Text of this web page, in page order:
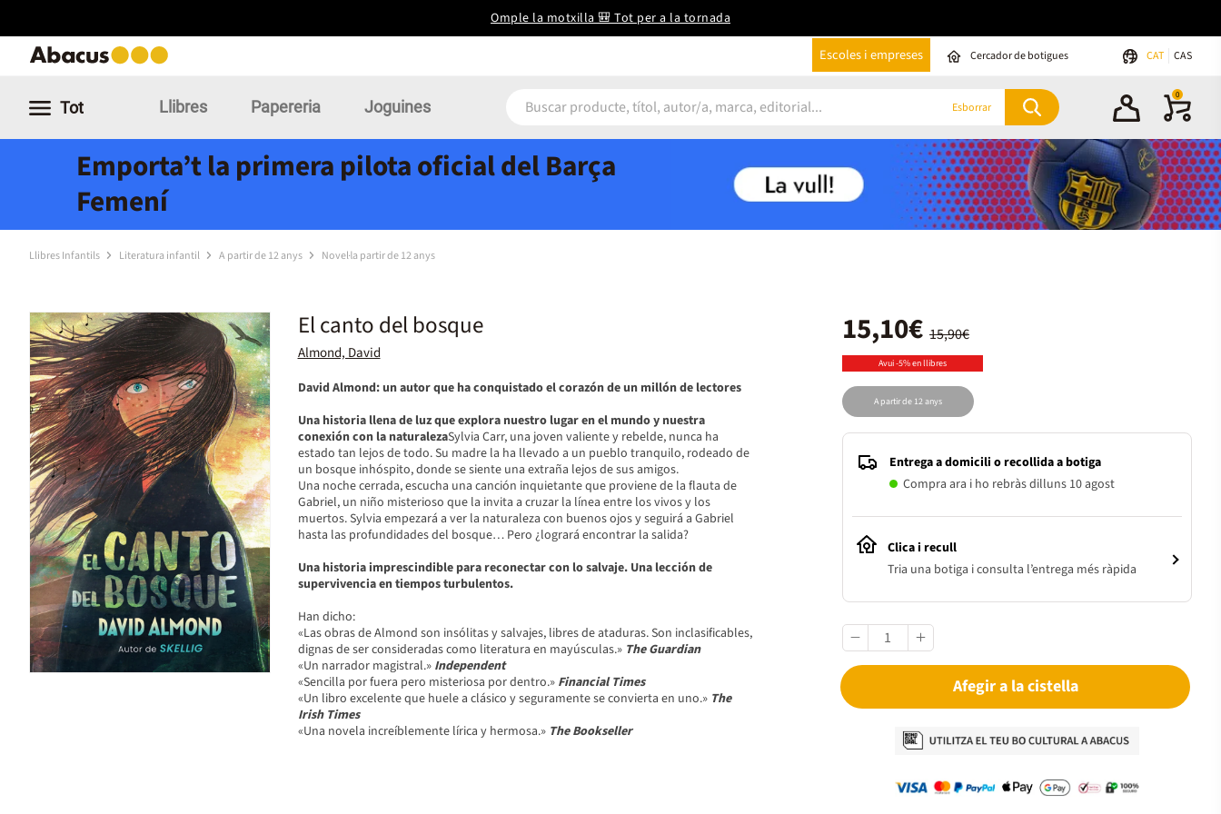
Omple la motxilla 🎒 Tot per a la tornada
Escoles i empreses Cercador de botigues CAT CAS
Tot Llibres Papereria Joguines Esborrar
0
Emporta’t la primera pilota oficial del Barça
Femení
Llibres Infantils Literatura infantil A partir de 12 anys Novel·la partir de 12 anys
El canto del bosque
Almond, David
David Almond: un autor que ha conquistado el corazón de un millón de lectores
Una historia llena de luz que explora nuestro lugar en el mundo y nuestra
conexión con la naturalezaSylvia Carr, una joven valiente y rebelde, nunca ha
estado tan lejos de todo. Su madre la ha llevado a un pueblo tranquilo, rodeado de
un bosque inhóspito, donde se siente una extraña lejos de sus amigos.
Una noche cerrada, escucha una canción inquietante que proviene de la flauta de
Gabriel, un niño misterioso que la invita a cruzar la línea entre los vivos y los
muertos. Sylvia empezará a ver la naturaleza con buenos ojos y seguirá a Gabriel
hasta las profundidades del bosque… Pero ¿logrará encontrar la salida?
Una historia imprescindible para reconectar con lo salvaje. Una lección de
supervivencia en tiempos turbulentos.
Han dicho:
«Las obras de Almond son insólitas y salvajes, libres de ataduras. Son inclasificables,
dignas de ser consideradas como literatura en mayúsculas.» The Guardian
«Un narrador magistral.» Independent
«Sencilla por fuera pero misteriosa por dentro.» Financial Times
«Un libro excelente que huele a clásico y seguramente se convierta en uno.» The
Irish Times
«Una novela increíblemente lírica y hermosa.» The Bookseller
15,90€
15,10€
Avui -5% en llibres
A partir de 12 anys
Entrega a domicili o recollida a botiga
Compra ara i ho rebràs dilluns 10 agost
Clica i recull
Tria una botiga i consulta l’entrega més ràpida
Afegir a la cistella